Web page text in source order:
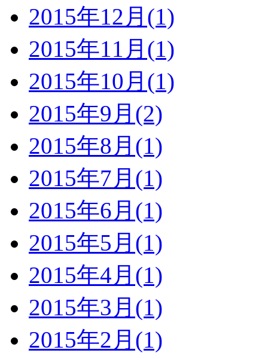
2015年12月(1)
2015年11月(1)
2015年10月(1)
2015年9月(2)
2015年8月(1)
2015年7月(1)
2015年6月(1)
2015年5月(1)
2015年4月(1)
2015年3月(1)
2015年2月(1)